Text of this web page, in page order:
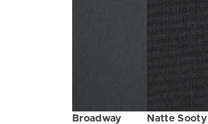
Broadway Natte Sooty